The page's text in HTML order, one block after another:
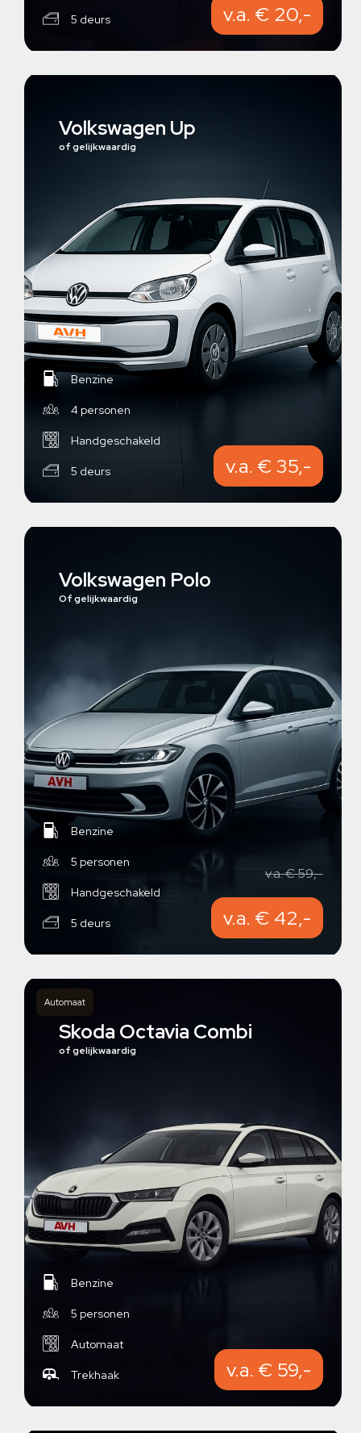
5 deurs v.a. € 20,-
Volkswagen Up
of gelijkwaardig
Benzine
4 personen
Handgeschakeld
5 deurs v.a. € 35,-
Volkswagen Polo
Of gelijkwaardig
Benzine
5 personen
Handgeschakeld
5 deurs
v.a. € 59,-
v.a. € 42,-
Automaat
Skoda Octavia Combi
of gelijkwaardig
Benzine
5 personen
Automaat
Trekhaak v.a. € 59,-